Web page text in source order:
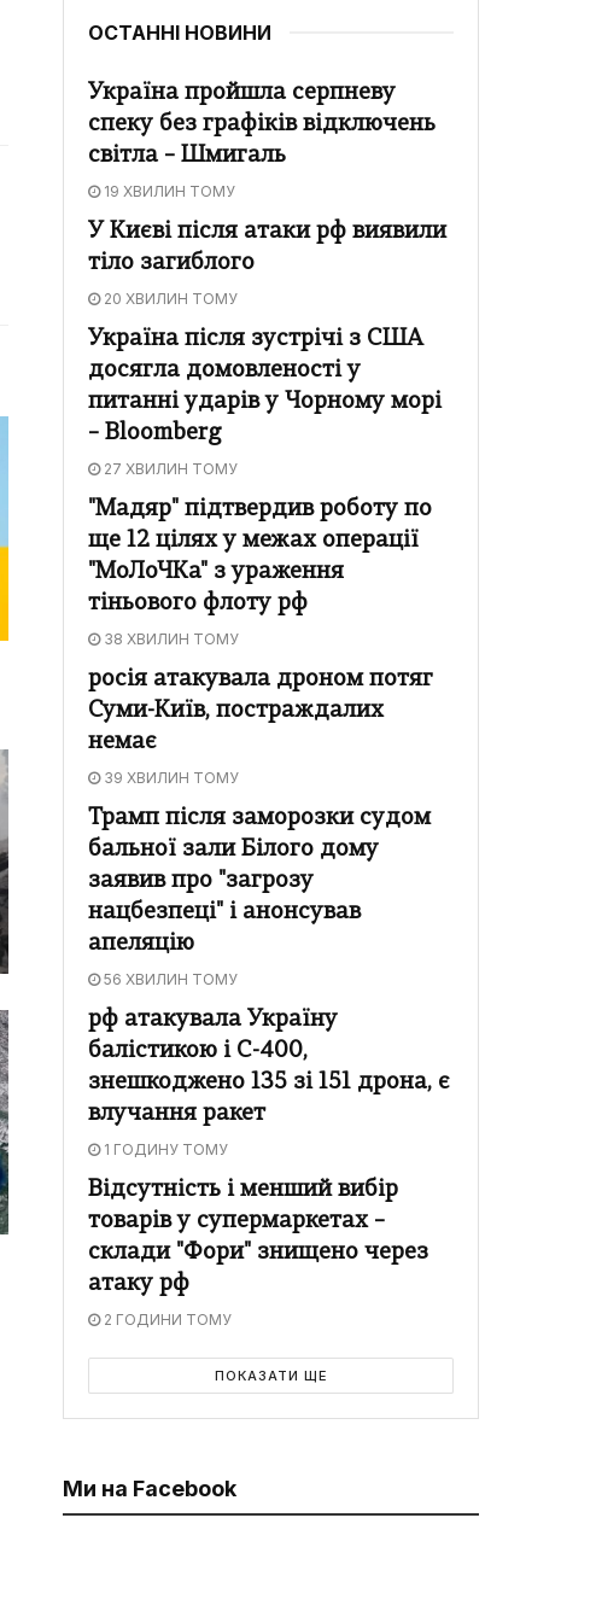
ОСТАННІ НОВИНИ
Україна пройшла серпневу
спеку без графіків відключень
світла – Шмигаль
19 ХВИЛИН ТОМУ
У Києві після атаки рф виявили
тіло загиблого
20 ХВИЛИН ТОМУ
Україна після зустрічі з США
досягла домовленості у
питанні ударів у Чорному морі
– Bloomberg
27 ХВИЛИН ТОМУ
"Мадяр" підтвердив роботу по
ще 12 цілях у межах операції
"МоЛоЧКа" з ураження
тіньового флоту рф
38 ХВИЛИН ТОМУ
росія атакувала дроном потяг
Суми-Київ, постраждалих
немає
39 ХВИЛИН ТОМУ
Трамп після заморозки судом
бальної зали Білого дому
заявив про "загрозу
нацбезпеці" і анонсував
апеляцію
56 ХВИЛИН ТОМУ
рф атакувала Україну
балістикою і С-400,
знешкоджено 135 зі 151 дрона, є
влучання ракет
1 ГОДИНУ ТОМУ
Відсутність і менший вибір
товарів у супермаркетах –
склади "Фори" знищено через
атаку рф
2 ГОДИНИ ТОМУ
ПОКАЗАТИ ЩЕ
Ми на Facebook